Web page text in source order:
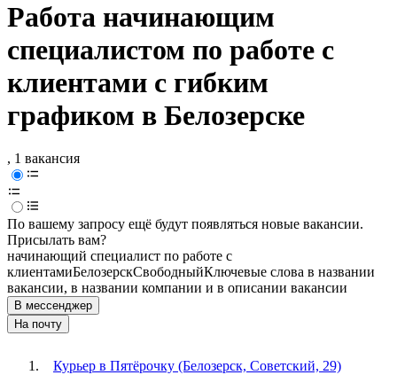
Работа начинающим
специалистом по работе с
клиентами с гибким
графиком в Белозерске
, 1 вакансия
По вашему запросу ещё будут появляться новые вакансии.
Присылать вам?
начинающий специалист по работе с
клиентамиБелозерскСвободныйКлючевые слова в названии
вакансии, в названии компании и в описании вакансии
В мессенджер
На почту
Курьер в Пятёрочку (Белозерск, Советский, 29)